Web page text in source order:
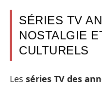
SÉRIES TV
NOSTALGIE
CULTURELS
Les séries TV des